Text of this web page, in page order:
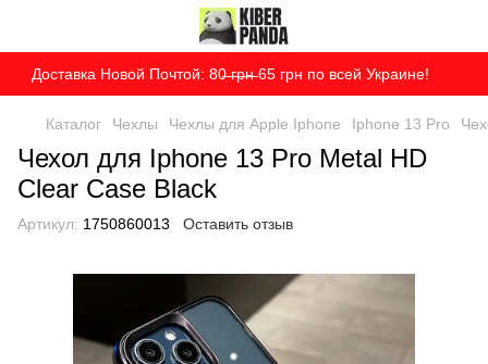
Доставка Новой Почтой: 80̶ ̶г̶р̶н̶ 65 грн по всей Украине!
Каталог Чехлы Чехлы для Apple Iphone Iphone 13 Pro
Чехол для Iphone 13 Pro Metal HD
Clear Case Black
Артикул: 1750860013 Оставить отзыв